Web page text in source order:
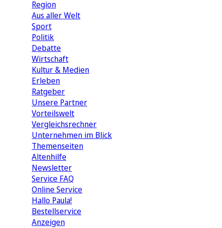
Region
Aus aller Welt
Sport
Politik
Debatte
Wirtschaft
Kultur & Medien
Erleben
Ratgeber
Unsere Partner
Vorteilswelt
Vergleichsrechner
Unternehmen im Blick
Themenseiten
Altenhilfe
Newsletter
Service FAQ
Online Service
Hallo Paula!
Bestellservice
Anzeigen